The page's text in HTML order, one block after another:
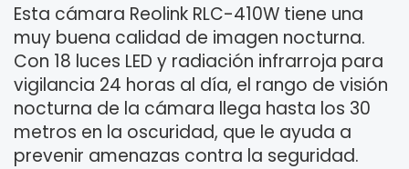
Esta cámara Reolink RLC-410W tiene una
muy buena calidad de imagen nocturna.
Con 18 luces LED y radiación infrarroja para
vigilancia 24 horas al día, el rango de visión
nocturna de la cámara llega hasta los 30
metros en la oscuridad, que le ayuda a
prevenir amenazas contra la seguridad.